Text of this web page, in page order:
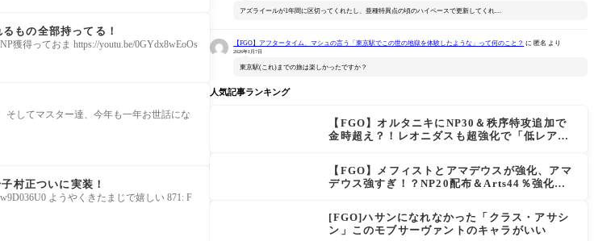
もの全部持ってる！
獲得っておま https://youtu.be/0GYdx8wEoOs
そしてマスター達、今年も一年お世話にな
村正ついに実装！
ようやくきたまじで嬉しい 871: F
アズライールが1年間に区切ってくれたし、亜種特異点の頃のハイペースで更新してくれ…
【FGO】アフタータイム、マシュの言う「東京駅でこの世の地獄を体験したような」って何のこと？ に 匿名 より
2026年1月7日
東京駅(これ)までの旅は楽しかったですか？
人気記事ランキング
【FGO】オルタニキにNP30＆秩序特攻追加で
金時超え？！レオニダスも超強化で「低レアと
【FGO】メフィストとアマデウスが強化、アマ
デウス強すぎ！？NP20配布＆Arts44％強化に
[FGO]ハサンになれなかった「クラス・アサシ
ン」このモブサーヴァントのキャラがいい